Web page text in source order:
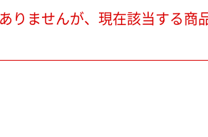
りませんが、現在該当する商